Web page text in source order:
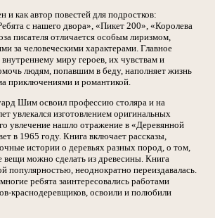
как автор повестей для подростков:
с нашего двора», «Пикет 200», «Королева
писателя отличается особым лиризмом,
за человеческими характерами. Главное
миру героев, их чувствам и
людям, попавшим в беду, наполняет жизнь
приключениями и романтикой.
Шим освоил профессию столяра и на
увлекался изготовлением оригинальных
увлечение нашло отражение в «Деревянной
в 1965 году. Книга включает рассказы,
истории о деревьях разных пород, о том,
вещи можно сделать из древесины. Книга
популярностью, неоднократно переиздавалась.
ребята заинтересовались работами
краснодеревщиков, освоили и полюбили